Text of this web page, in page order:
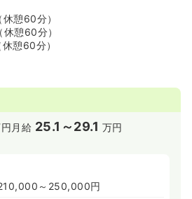
憩60分）
憩60分）
憩60分）
月給 25.1～29.1 万円
～250,000円